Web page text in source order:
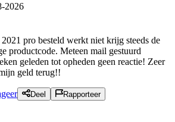
2026
pro besteld werkt niet krijg steeds de
productcode. Meteen mail gestuurd
geleden tot opheden geen reactie! Zeer
geld terug!!
Deel Rapporteer